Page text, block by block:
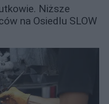
Niższe
na Osiedlu SLOW